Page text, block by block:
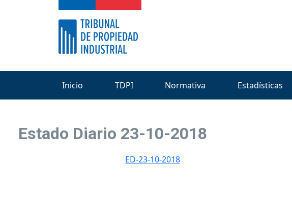
Inicio TDPI Normativa Estadísticas
Estado Diario 23-10-2018
ED-23-10-2018